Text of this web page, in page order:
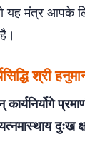
यह मंत्र आपके
है।
श्री
कार्यनिर्योगे
दुःख